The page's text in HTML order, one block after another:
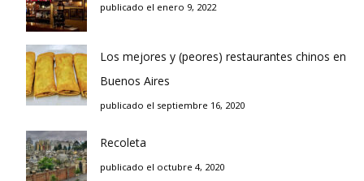
publicado el enero 9, 2022
Los mejores y (peores) restaurantes chinos en
Buenos Aires
publicado el septiembre 16, 2020
Recoleta
publicado el octubre 4, 2020